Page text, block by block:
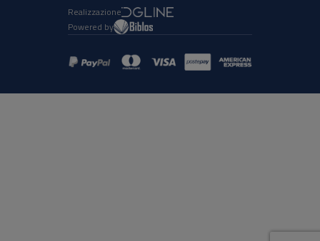
Realizzazione
Powered by